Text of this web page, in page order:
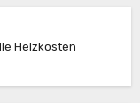
Heizkosten